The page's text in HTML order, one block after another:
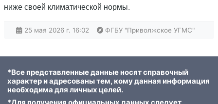
ниже своей климатической нормы.
25 мая 2026 г. 16:02 ФГБУ "Приволжское УГМС"
*Все представленные данные носят справочный
характер и адресованы тем, кому данная информация
необходима для личных целей.